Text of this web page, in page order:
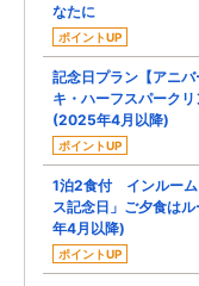
なたに
ポイントUP
記念日プラン【アニ
キ・ハーフスパークリ
(2025年4月以降)
ポイントUP
1泊2食付 インルーム
ス記念日」ご夕食は
年4月以降)
ポイントUP